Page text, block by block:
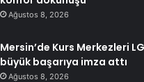
Ağustos 8, 2026
Mersin’de Kurs Merkezleri
büyük başarıya imza attı
Ağustos 8, 2026